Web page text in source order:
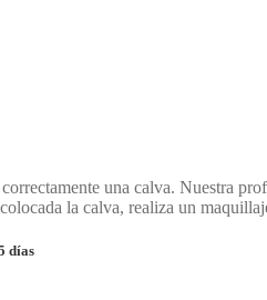
una calva. Nuestra
la calva, realiza un
días